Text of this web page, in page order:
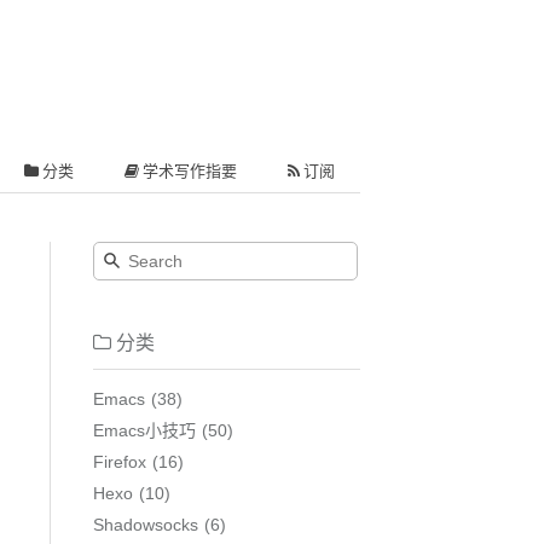
分类 学术写作指要 订阅
分类
Emacs
38
Emacs小技巧
50
Firefox
16
Hexo
10
Shadowsocks
6